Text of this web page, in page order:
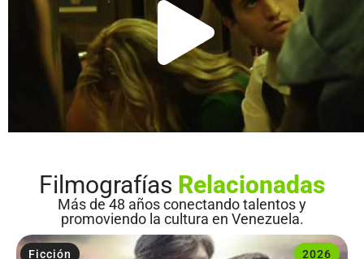
Filmografías Relacionadas
Más de 48 años conectando talentos y
promoviendo la cultura en Venezuela.
2026
Ficción